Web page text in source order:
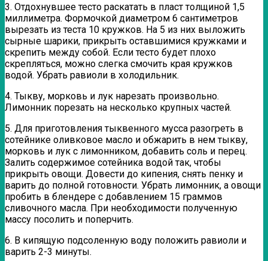
3. Отдохнувшее тесто раскатать в пласт толщиной 1,5
миллиметра. Формочкой диаметром 6 сантиметров
вырезать из теста 10 кружков. На 5 из них выложить
сырные шарики, прикрыть оставшимися кружками и
скрепить между собой. Если тесто будет плохо
скрепляться, можно слегка смочить края кружков
водой. Убрать равиоли в холодильник.
4. Тыкву, морковь и лук нарезать произвольно.
Лимонник порезать на несколько крупных частей.
5. Для приготовления тыквенного мусса разогреть в
сотейнике оливковое масло и обжарить в нем тыкву,
морковь и лук с лимонником, добавить соль и перец.
Залить содержимое сотейника водой так, чтобы
прикрыть овощи. Довести до кипения, снять пенку и
варить до полной готовности. Убрать лимонник, а овощи
пробить в блендере с добавлением 15 граммов
сливочного масла. При необходимости полученную
массу посолить и поперчить.
6. В кипящую подсоленную воду положить равиоли и
варить 2-3 минуты.